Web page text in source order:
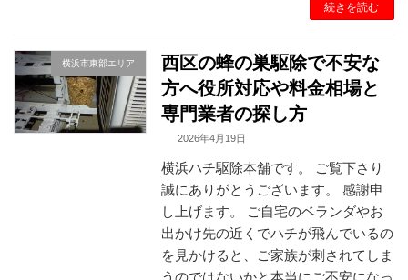
続きを読む
横浜市東部エリア
西区の蜂の巣駆除で不安な
方へ役所対応や料金相場と
専門業者の探し方
2026年4月19日
横浜ハチ駆除本舗です。 ご覧下さり
誠にありがとうございます。 感謝申
し上げます。 ご自宅のベランダやお
出かけ先の近くでハチが飛んでいるの
を見かけると、ご家族が刺されてしま
うのではないかと本当にご不安になっ